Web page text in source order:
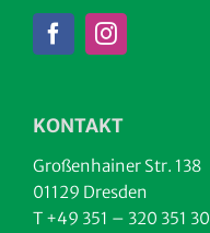
KONTAKT
Großenhainer Str. 138
01129 Dresden
T +49 351 – 320 351 30